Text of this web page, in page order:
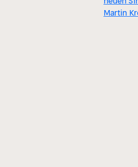
Martin